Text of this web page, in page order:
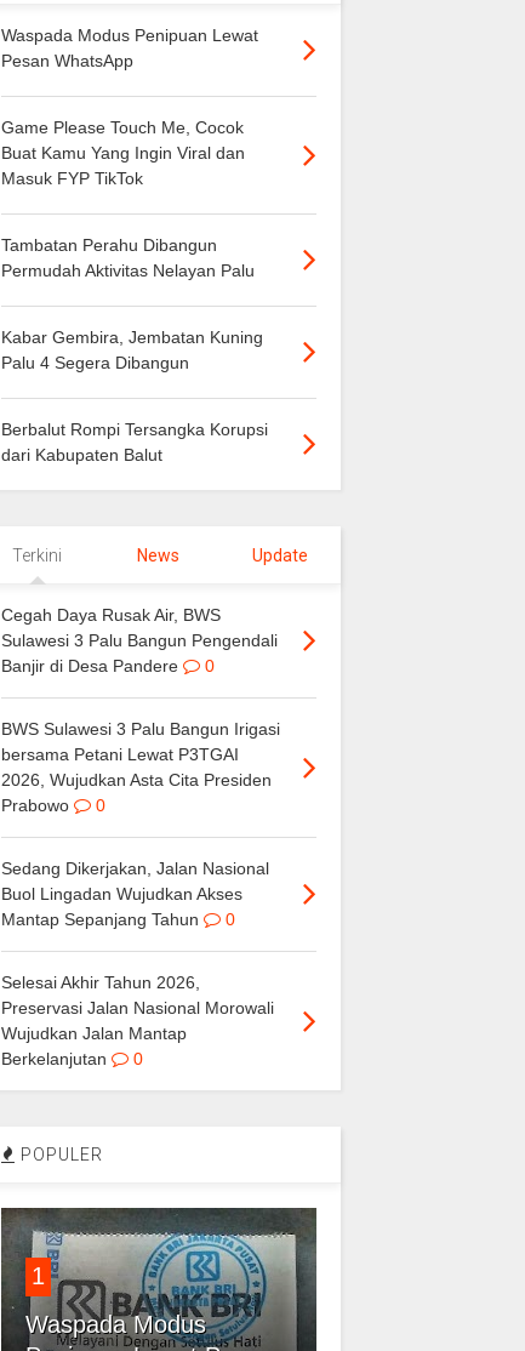
Waspada Modus Penipuan Lewat
Pesan WhatsApp
Game Please Touch Me, Cocok
Buat Kamu Yang Ingin Viral dan
Masuk FYP TikTok
Tambatan Perahu Dibangun
Permudah Aktivitas Nelayan Palu
Kabar Gembira, Jembatan Kuning
Palu 4 Segera Dibangun
Berbalut Rompi Tersangka Korupsi
dari Kabupaten Balut
Terkini News Update
Cegah Daya Rusak Air, BWS
Sulawesi 3 Palu Bangun Pengendali
Banjir di Desa Pandere
0
BWS Sulawesi 3 Palu Bangun Irigasi
bersama Petani Lewat P3TGAI
2026, Wujudkan Asta Cita Presiden
Prabowo
0
Sedang Dikerjakan, Jalan Nasional
Buol Lingadan Wujudkan Akses
Mantap Sepanjang Tahun
0
Selesai Akhir Tahun 2026,
Preservasi Jalan Nasional Morowali
Wujudkan Jalan Mantap
Berkelanjutan
0
POPULER
1
Waspada Modus